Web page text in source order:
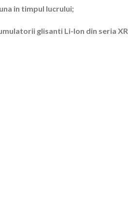
in timpul lucrului;
glisanti Li-Ion din seria XR